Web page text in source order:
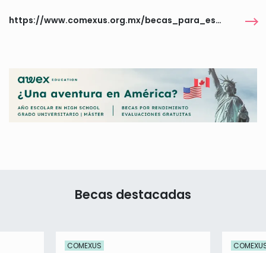
https://www.comexus.org.mx/becas_para_estadounidenses/studies
Becas destacadas
COMEXUS